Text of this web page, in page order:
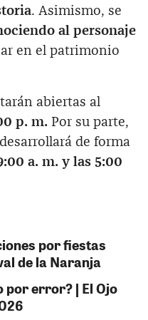
. Asimismo, se
al personaje
en el patrimonio
abiertas al
p. m. Por su parte,
de forma
a. m. y las 5:00
por fiestas
de la Naranja
por error? | El Ojo